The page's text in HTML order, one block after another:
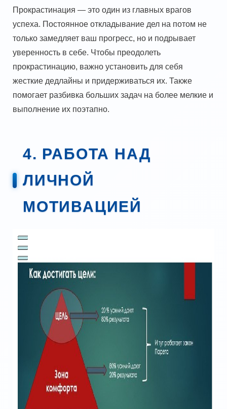
Прокрастинация — это один из главных врагов
успеха. Постоянное откладывание дел на потом не
только замедляет ваш прогресс, но и подрывает
уверенность в себе. Чтобы преодолеть
прокрастинацию, важно установить для себя
жесткие дедлайны и придерживаться их. Также
помогает разбивка больших задач на более мелкие и
выполнение их поэтапно.
4. РАБОТА НАД
ЛИЧНОЙ
МОТИВАЦИЕЙ